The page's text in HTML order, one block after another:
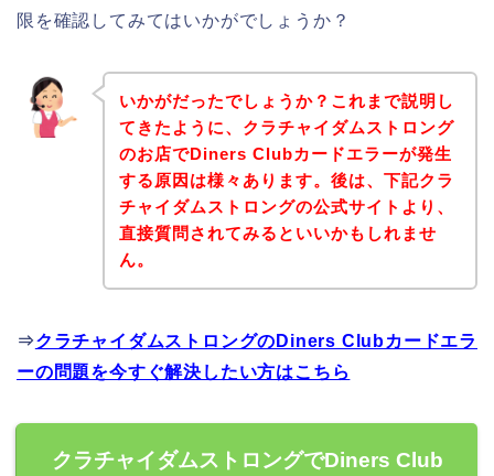
限を確認してみてはいかがでしょうか？
いかがだったでしょうか？これまで説明し
てきたように、クラチャイダムストロング
のお店でDiners Clubカードエラーが発生
する原因は様々あります。後は、下記クラ
チャイダムストロングの公式サイトより、
直接質問されてみるといいかもしれませ
ん。
⇒クラチャイダムストロングのDiners Clubカードエラ
ーの問題を今すぐ解決したい方はこちら
クラチャイダムストロングでDiners Club